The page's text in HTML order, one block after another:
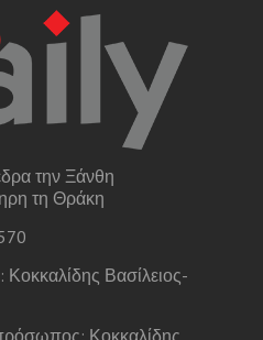
την Ξάνθη
τη Θράκη
Βασίλειος-
Κοκκαλίδης